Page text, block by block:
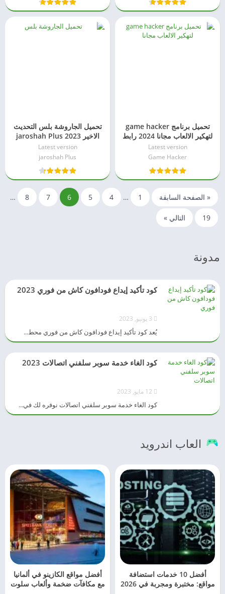
تحميل برنامج game hacker
لتهكير الالعاب مجانا 2024 رابط
مباشر
Latest version
Game Hacker
تحميل الجاروشة بلس التحديث
الاخير 2023 jaroshah Plus
Latest version
jaroshah Plus
« الصفحة السابقة 1
…
4
5
6
7
8
…
19 التالي »
مدونة
كود تأكيد إيداع فودافون كاش من فوري 2023
يُعد كود تأكيد إيداع فودافون كاش من فوري محط...
كود الغاء خدمة سوبر سلفني اتصالات 2023
كود الغاء خدمة سوبر سلفني اتصالات نوفره لك في...
العاب اندرويد
أفضل 10 خدمات استضافة
مواقع: مختبرة ومجربة في 2026
أفضل مواقع الكازينو في ألمانيا
مع مكافآت ضخمة وألعاب سلوت